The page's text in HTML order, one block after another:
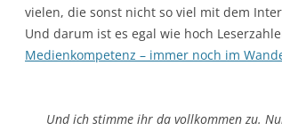
vielen, die sonst nicht so viel mit dem
Und darum ist es egal wie hoch
Medienkompetenz – immer noch im
Und ich stimme ihr da vollkommen zu.